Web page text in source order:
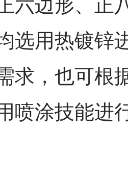
六边形、正
选用热镀锌
求，也可根
喷涂技能进